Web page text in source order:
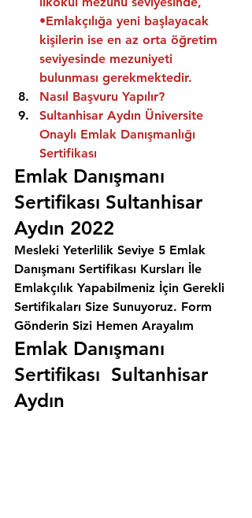
•Emlakçılığa yeni başlayacak
kişilerin ise en az orta öğretim
seviyesinde mezuniyeti
bulunması gerekmektedir.
Nasıl Başvuru Yapılır?
Sultanhisar Aydın Üniversite
Onaylı Emlak Danışmanlığı
Sertifikası
Emlak Danışmanı
Sertifikası Sultanhisar
Aydın 2022
Mesleki Yeterlilik Seviye 5 Emlak
Danışmanı Sertifikası Kursları İle
Emlakçılık Yapabilmeniz İçin Gerekli
Sertifikaları Size Sunuyoruz. Form
Gönderin Sizi Hemen Arayalım
Emlak Danışmanı
Sertifikası  Sultanhisar
Aydın